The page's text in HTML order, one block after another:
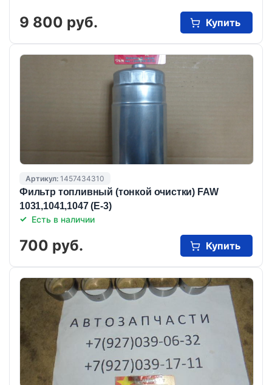
9 800 руб. Купить
Артикул: 1457434310
Фильтр топливный (тонкой очистки) FAW
1031,1041,1047 (Е-3)
Есть в наличии
700 руб. Купить